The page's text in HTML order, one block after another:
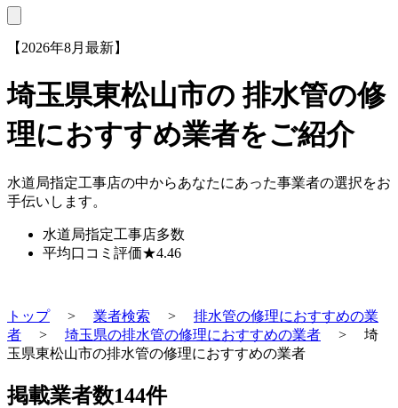
【2026年8月最新】
埼玉県東松山市の 排水管の修
理におすすめ業者をご紹介
水道局指定工事店の中からあなたにあった事業者の選択をお
手伝いします。
水道局指定工事店多数
平均口コミ評価★4.46
トップ> 業者検索 > 排水管の修理におすすめの業
者 > 埼玉県の排水管の修理におすすめの業者 > 埼
玉県東松山市の排水管の修理におすすめの業者
掲載業者数144件